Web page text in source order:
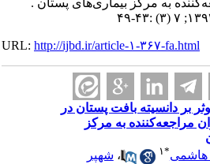
به مرکز بیماری‌های پستان .
URL:http://ijbd.ir/article-۱-۳۶۷-fa.html
بر دانسیته بافت پستان در
مراجعه‌کننده به مرکز
۱ ،شهپر